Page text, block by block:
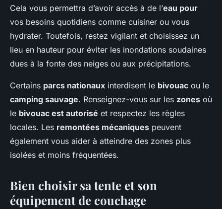
Cela vous permettra d’avoir accès à de l’eau pour
vos besoins quotidiens comme cuisiner ou vous
hydrater. Toutefois, restez vigilant et choisissez un
lieu en hauteur pour éviter les inondations soudaines
dues à la fonte des neiges ou aux précipitations.
Certains parcs nationaux interdisent le bivouac ou le
camping sauvage. Renseignez-vous sur les zones où
le bivouac est autorisé et respectez les règles
locales. Les remontées mécaniques peuvent
également vous aider à atteindre des zones plus
isolées et moins fréquentées.
Bien choisir sa tente et son
équipement de couchage